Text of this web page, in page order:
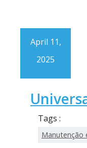
April 11,
2025
Tags :
Manutenção